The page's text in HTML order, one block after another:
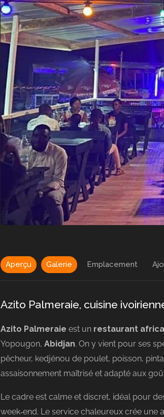
Aperçu Galerie Emplacement
Azito Palmeraie, cuisine
Azito Palmeraie est un restaurant
Yopougon, Abidjan. On y vient pour ses
pêcheur, kedjénou de poulet, poisson,
assaisonnement maîtrisé et adapté aux
Le cadre est calme et discret, idéal pour
week‑end. Le service chaleureux crée